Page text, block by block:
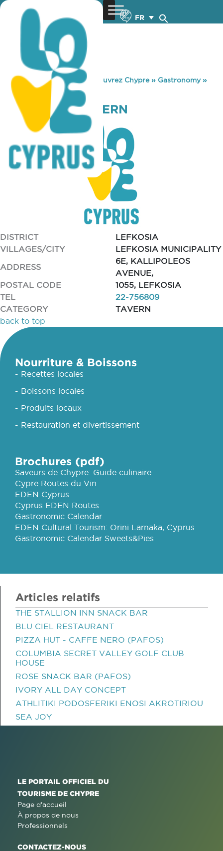
FR
You are here: Home »Découvrez Chypre» Gastronomy»
KALLIPOLIS TAVERN
KALLIPOLIS TAVERN
DISTRICT
LEFKOSIA
VILLAGES/CITY
LEFKOSIA MUNICIPALITY
ADDRESS
6E, KALLIPOLEOS
AVENUE,
POSTAL CODE
1055, LEFKOSIA
TEL
22-756809
CATEGORY
TAVERN
back to top
Nourriture & Boissons
- Recettes locales
- Boissons locales
- Produits locaux
- Restauration et divertissement
Brochures (pdf)
Saveurs de Chypre: Guide culinaire
Cypre Routes du Vin
EDEN Cyprus
Cyprus EDEN Routes
Gastronomic Calendar
EDEN Cultural Tourism: Orini Larnaka, Cyprus
Gastronomic Calendar Sweets&Pies
Articles relatifs
THE STALLION INN SNACK BAR
BLU CIEL RESTAURANT
PIZZA HUT - CAFFE NERO (PAFOS)
COLUMBIA SECRET VALLEY GOLF CLUB
HOUSE
ROSE SNACK BAR (PAFOS)
IVORY ALL DAY CONCEPT
ATHLITIKI PODOSFERIKI ENOSI AKROTIRIOU
SEA JOY
LE PORTAIL OFFICIEL DU
TOURISME DE CHYPRE
Page d'accueil
À propos de nous
Professionnels
CONTACTEZ-NOUS